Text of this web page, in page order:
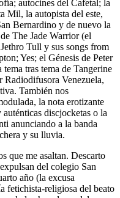
autocines del Cafetal; la
Mil, la autopista del este,
Bernardino y de nuevo la
The Jade Warrior (el
Tull y sus songs from
Yes; el Génesis de Peter
tras tema de Tangerine
Radiodifusora Venezuela,
También nos
la nota erotizante
discjocketas o la
anunciando a la banda
y su lluvia.
que me asaltan. Descarto
del colegio San
año (la excusa
fetichista-religiosa del beato